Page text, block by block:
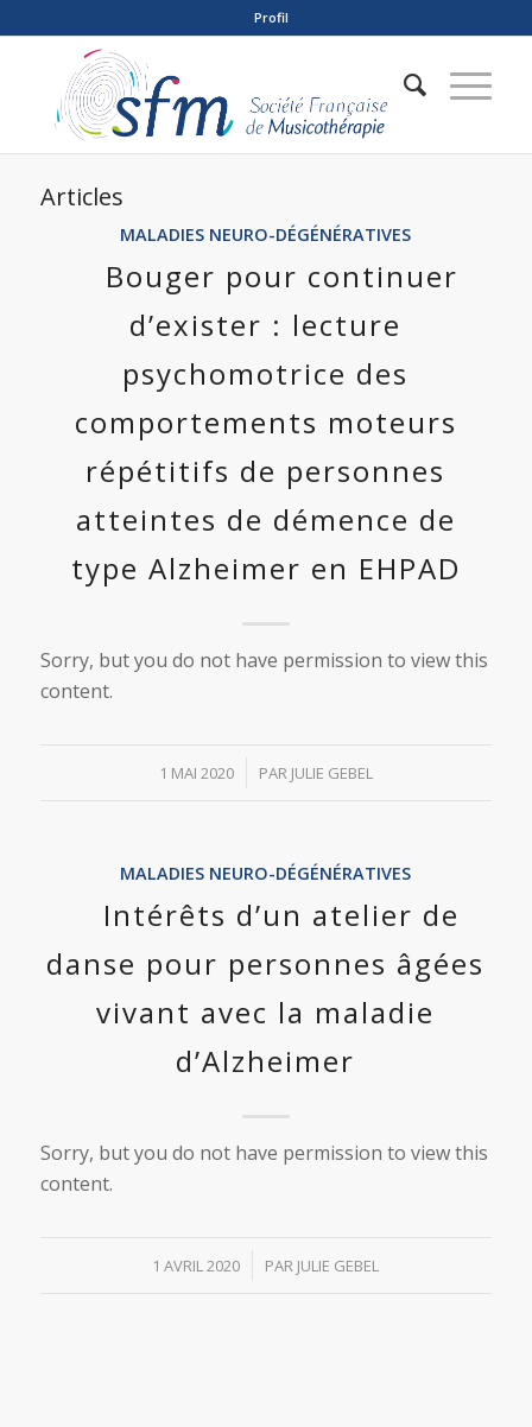
Profil
Articles
MALADIES NEURO-DÉGÉNÉRATIVES
Bouger pour continuer
d’exister : lecture
psychomotrice des
comportements moteurs
répétitifs de personnes
atteintes de démence de
type Alzheimer en EHPAD
Sorry, but you do not have permission to view this
content.
1 MAI 2020
/ PAR JULIE GEBEL
MALADIES NEURO-DÉGÉNÉRATIVES
Intérêts d’un atelier de
danse pour personnes âgées
vivant avec la maladie
d’Alzheimer
Sorry, but you do not have permission to view this
content.
1 AVRIL 2020
/ PAR JULIE GEBEL